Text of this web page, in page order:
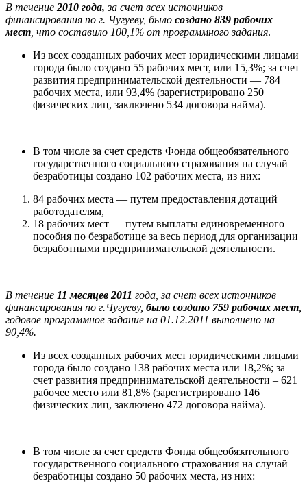
В течение 2010 года, за счет всех источников
финансирования по г. Чугуеву, было создано 839 рабочих
мест , что составило 100,1% от программного задания.
Из всех созданных рабочих мест юридическими лицами
города было создано 55 рабочих мест, или 15,3%; за счет
развития предпринимательской деятельности — 784
рабочих места, или 93,4% (зарегистрировано 250
физических лиц, заключено 534 договора найма).
В том числе за счет средств Фонда общеобязательного
государственного социального страхования на случай
безработицы создано 102 рабочих места, из них:
84 рабочих места — путем предоставления дотаций
работодателям,
18 рабочих мест — путем выплаты единовременного
пособия по безработице за весь период для организации
безработными предпринимательской деятельности.
В течение 11 месяцев 2011 года, за счет всех источников
финансирования по г.Чугуеву, было создано 759 рабочих мест
годовое программное задание на 01.12.2011 выполнено на
90,4%.
Из всех созданных рабочих мест юридическими лицами
города было создано 138 рабочих места или 18,2%; за
счет развития предпринимательской деятельности – 621
рабочее место или 81,8% (зарегистрировано 146
физических лиц, заключено 472 договора найма).
В том числе за счет средств Фонда общеобязательного
государственного социального страхования на случай
безработицы создано 50 рабочих места, из них: